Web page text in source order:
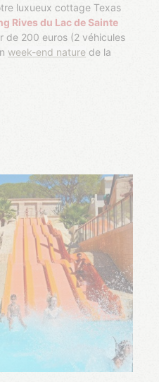
luxueux cottage Texas
Rives du Lac de Sainte
de 200 euros (2 véhicules
week-end nature de la